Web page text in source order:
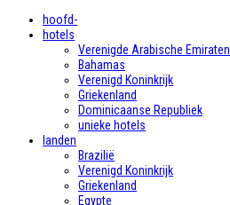
hoofd-
hotels
Verenigde Arabische Emiraten
Bahamas
Verenigd Koninkrijk
Griekenland
Dominicaanse Republiek
unieke hotels
landen
Brazilië
Verenigd Koninkrijk
Griekenland
Egypte